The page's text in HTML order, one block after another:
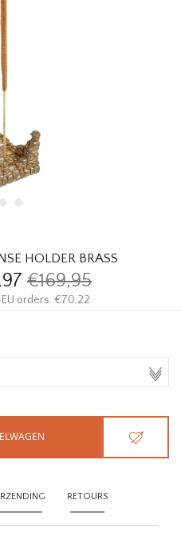
HOLDER BRASS
€169,95
orders: €70,22
RETOURS